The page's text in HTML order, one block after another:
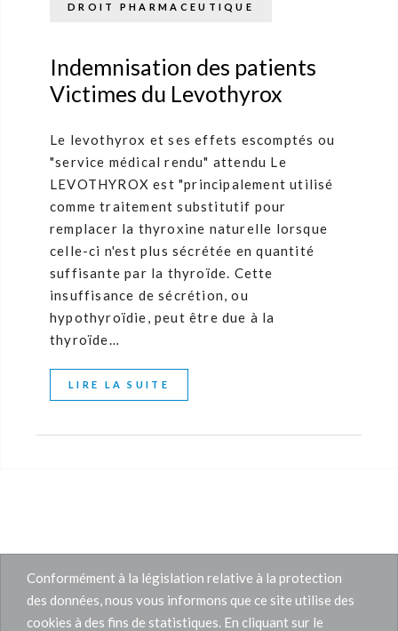
DROIT PHARMACEUTIQUE
Indemnisation des patients
Victimes du Levothyrox
Le levothyrox et ses effets escomptés ou
"service médical rendu" attendu Le
LEVOTHYROX est "principalement utilisé
comme traitement substitutif pour
remplacer la thyroxine naturelle lorsque
celle-ci n'est plus sécrétée en quantité
suffisante par la thyroïde. Cette
insuffisance de sécrétion, ou
hypothyroïdie, peut être due à la
thyroïde…
LIRE LA SUITE
Conformément à la législation relative à la protection
des données, nous vous informons que ce site utilise des
cookies à des fins de statistiques. En cliquant sur le